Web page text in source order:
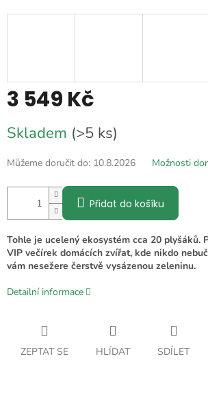
3 549 Kč
cena:
Skladem (>5 ks)
Můžeme doručit do: 10.8.2026 Možnosti
Přidat do košíku
Tohle je ucelený ekosystém cca 20 plyšáků.
VIP večírek domácích zvířat, kde nikdo
vám nesežere čerstvě vysázenou zeleninu.
Detailní informace
ZEPTAT SE HLÍDAT SDÍLET